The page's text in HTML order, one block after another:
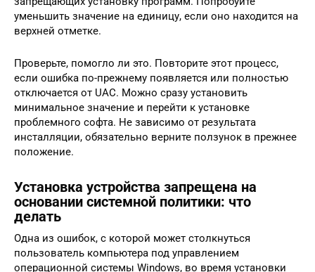
уменьшить значение на единицу, если оно находится на
верхней отметке.
Проверьте, помогло ли это. Повторите этот процесс,
если ошибка по-прежнему появляется или полностью
отключается от UAC. Можно сразу установить
минимальное значение и перейти к установке
проблемного софта. Не зависимо от результата
инсталляции, обязательно верните ползунок в прежнее
положение.
Установка устройства запрещена на
основании системной политики: что
делать
Одна из ошибок, с которой может столкнуться
пользователь компьютера под управлением
операционной системы Windows, во время установки